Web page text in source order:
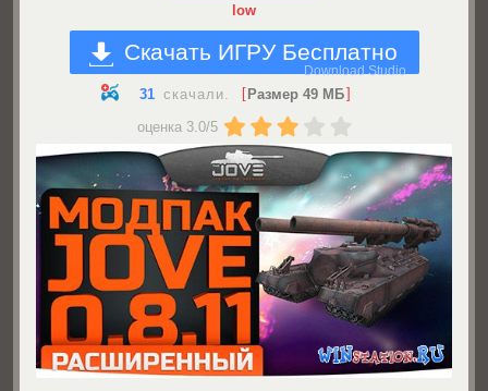
low
Скачать ИГРУ Бесплатно
31 скачали.
Размер 49 МБ
оценка 3.0/5